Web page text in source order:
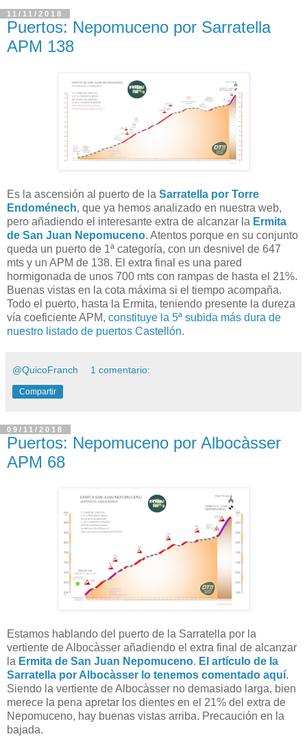
11/11/2018
Puertos: Nepomuceno por Sarratella
APM 138
Es la ascensión al puerto de la Sarratella por Torre
Endoménech, que ya hemos analizado en nuestra web,
pero añadiendo el interesante extra de alcanzar la Ermita
de San Juan Nepomuceno. Atentos porque en su conjunto
queda un puerto de 1ª categoría, con un desnivel de 647
mts y un APM de 138. El extra final es una pared
hormigonada de unos 700 mts con rampas de hasta el 21%.
Buenas vistas en la cota máxima si el tiempo acompaña.
Todo el puerto, hasta la Ermita, teniendo presente la dureza
vía coeficiente APM, constituye la 5ª subida más dura de
nuestro listado de puertos Castellón.
@QuicoFranch 1 comentario:
Compartir
09/11/2018
Puertos: Nepomuceno por Albocàsser
APM 68
Estamos hablando del puerto de la Sarratella por la
vertiente de Albocàsser añadiendo el extra final de alcanzar
la Ermita de San Juan Nepomuceno. El artículo de la
Sarratella por Albocàsser lo tenemos comentado aquí.
Siendo la vertiente de Albocàsser no demasiado larga, bien
merece la pena apretar los dientes en el 21% del extra de
Nepomuceno, hay buenas vistas arriba. Precaución en la
bajada.